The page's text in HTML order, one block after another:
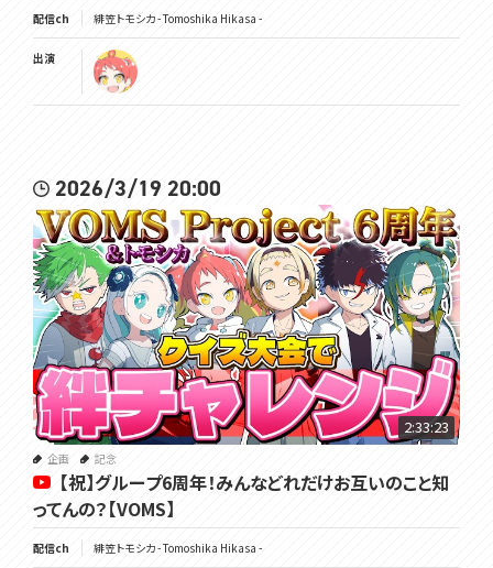
★VOMS Merch for September★
In celebration of Tomoshika Hikasa's birthday on 9/21, we've pro
duced some commemorative goods!
These will be made-to-order and permanent goods, so please f
eel free to purchase them. [DeepL]
▽メンバーシップ
https://www.youtube.com/channel/UC3vzVK_N_SUVKqbX69L_X4
g/join
▽チャンネル登録よろしくね
https://www.youtube.com/channel/UC3vzVK_N_SUVKqbX69L_X4
g
▽ツイッターはここ
https://twitter.com/Tomoshika_H
▽公式サイト
https://voms.net/
▽公式Youtubeチャンネル
https://www.youtube.com/@VOMS_Project
配信ch 緋笠トモシカ - Tomoshika Hikasa -
出演
2026/3/19 20:00
2:33:23
企画 記念
【祝】グループ6周年！みんなどれだけお互いのこと知
ってんの？【VOMS】
配信ch 緋笠トモシカ - Tomoshika Hikasa -